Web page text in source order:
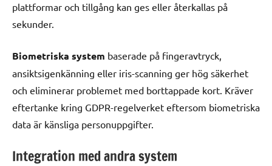
plattformar och tillgång kan ges eller återkallas på
sekunder.
Biometriska system baserade på fingeravtryck,
ansiktsigenkänning eller iris-scanning ger hög säkerhet
och eliminerar problemet med borttappade kort. Kräver
eftertanke kring GDPR-regelverket eftersom biometriska
data är känsliga personuppgifter.
Integration med andra system